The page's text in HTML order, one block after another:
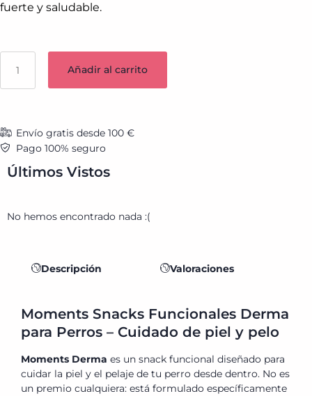
fuerte y saludable.
Añadir al carrito
Envío gratis desde 100 €
Pago 100% seguro
Últimos Vistos
No hemos encontrado nada :(
Descripción Valoraciones
Moments Snacks Funcionales Derma
para Perros – Cuidado de piel y pelo
Moments Derma es un snack funcional diseñado para
cuidar la piel y el pelaje de tu perro desde dentro. No es
un premio cualquiera: está formulado específicamente